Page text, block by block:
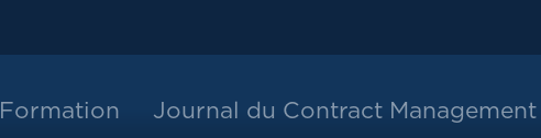
Formation Journal du Contract Management